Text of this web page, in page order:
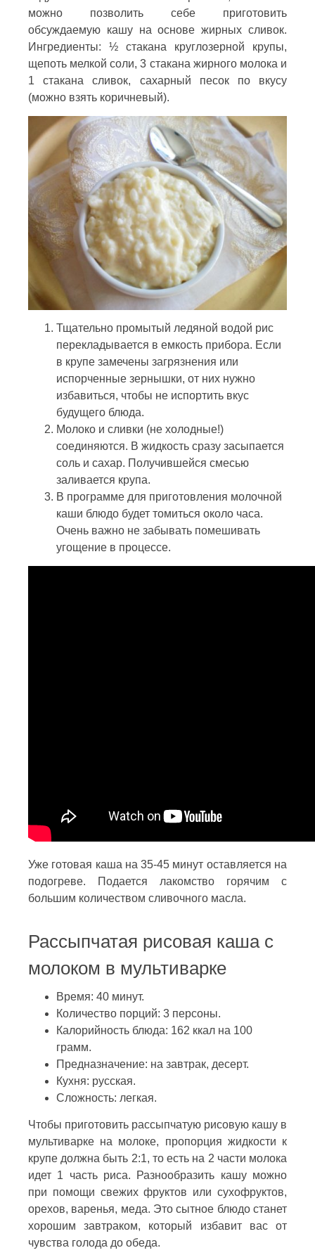
можно позволить себе приготовить
обсуждаемую кашу на основе жирных сливок.
Ингредиенты: ½ стакана круглозерной крупы,
щепоть мелкой соли, 3 стакана жирного молока и
1 стакана сливок, сахарный песок по вкусу
(можно взять коричневый).
Тщательно промытый ледяной водой рис
перекладывается в емкость прибора. Если
в крупе замечены загрязнения или
испорченные зернышки, от них нужно
избавиться, чтобы не испортить вкус
будущего блюда.
Молоко и сливки (не холодные!)
соединяются. В жидкость сразу засыпается
соль и сахар. Получившейся смесью
заливается крупа.
В программе для приготовления молочной
каши блюдо будет томиться около часа.
Очень важно не забывать помешивать
угощение в процессе.
Уже готовая каша на 35-45 минут оставляется на
подогреве. Подается лакомство горячим с
большим количеством сливочного масла.
Рассыпчатая рисовая каша с
молоком в мультиварке
Время: 40 минут.
Количество порций: 3 персоны.
Калорийность блюда: 162 ккал на 100
грамм.
Предназначение: на завтрак, десерт.
Кухня: русская.
Сложность: легкая.
Чтобы приготовить рассыпчатую рисовую кашу в
мультиварке на молоке, пропорция жидкости к
крупе должна быть 2:1, то есть на 2 части молока
идет 1 часть риса. Разнообразить кашу можно
при помощи свежих фруктов или сухофруктов,
орехов, варенья, меда. Это сытное блюдо станет
хорошим завтраком, который избавит вас от
чувства голода до обеда.